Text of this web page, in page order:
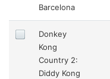
Barcelona
Donkey
Kong
Country 2:
Diddy Kong